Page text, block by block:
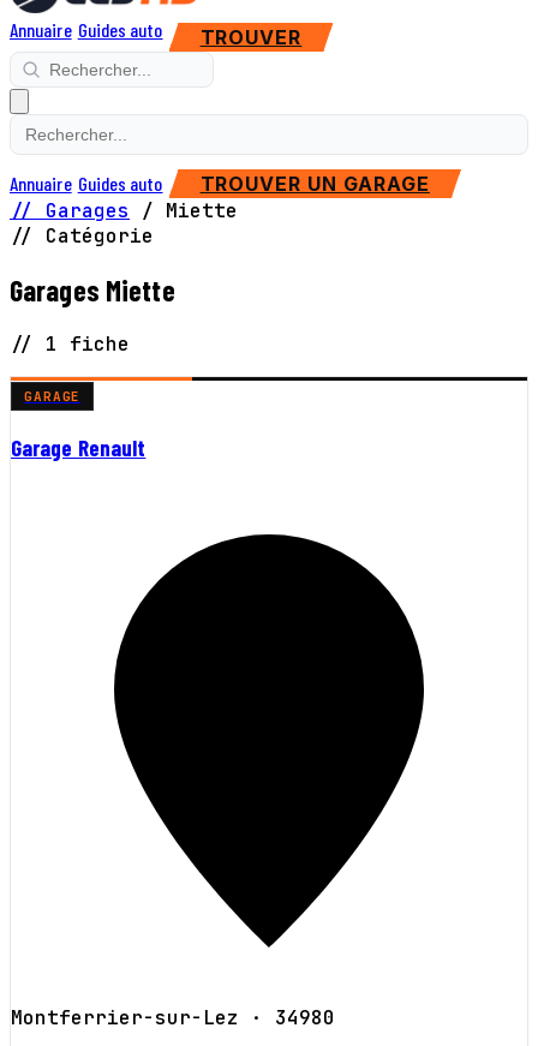
Annuaire Guides auto TROUVER
Annuaire Guides auto TROUVER UN GARAGE
// Garages / Miette
// Catégorie
Garages Miette
// 1 fiche
GARAGE
Garage Renault
Montferrier-sur-Lez · 34980